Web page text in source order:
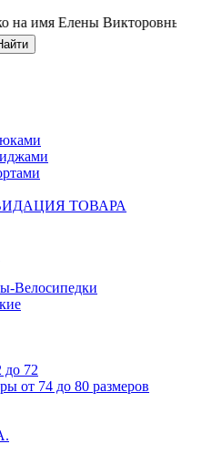
на имя Елены
ТОВАРА
Велосипедки
до 72
от 74 до 80 размеров